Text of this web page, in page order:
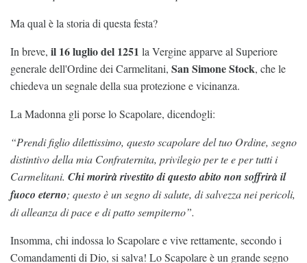
Ma qual è la storia di questa festa?
In breve, il 16 luglio del 1251 la Vergine apparve al Superiore
generale dell'Ordine dei Carmelitani, San Simone Stock, che le
chiedeva un segnale della sua protezione e vicinanza.
La Madonna gli porse lo Scapolare, dicendogli:
“Prendi figlio dilettissimo, questo scapolare del tuo Ordine, segno
distintivo della mia Confraternita, privilegio per te e per tutti i
Carmelitani. Chi morirà rivestito di questo abito non soffrirà il
fuoco eterno; questo è un segno di salute, di salvezza nei pericoli,
di alleanza di pace e di patto sempiterno”.
Insomma, chi indossa lo Scapolare e vive rettamente, secondo i
Comandamenti di Dio, si salva! Lo Scapolare è un grande segno